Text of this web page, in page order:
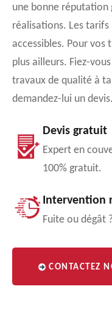
une bonne réputation
réalisations. Les
accessibles. Pour vos
plus ailleurs. Fiez-
travaux de qualité à
demandez-lui un devis.
Devis gratuit
Expert en
100% gratuit.
Intervention
Fuite ou dégât
CONTACTEZ